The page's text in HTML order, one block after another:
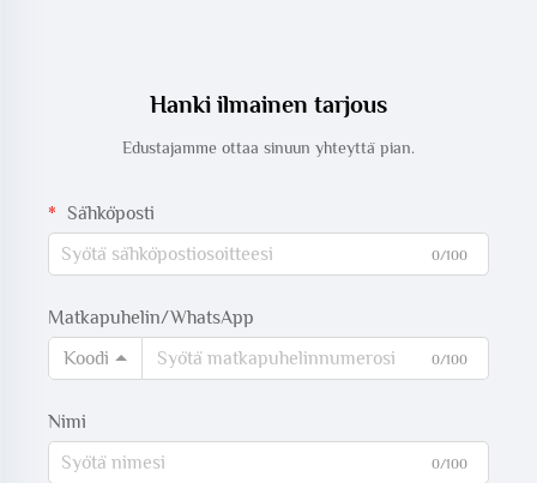
Hanki ilmainen tarjous
Edustajamme ottaa sinuun yhteyttä pian.
Sähköposti
0/100
Matkapuhelin/WhatsApp
Koodi
0/100
Nimi
0/100